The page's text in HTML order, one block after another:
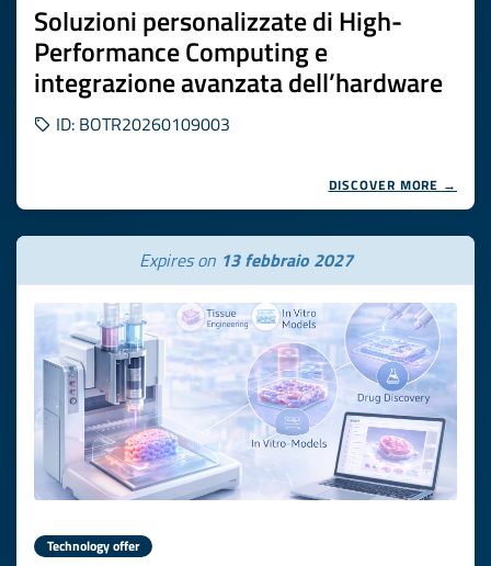
Soluzioni personalizzate di High-
Performance Computing e
integrazione avanzata dell’hardware
ID: BOTR20260109003
DISCOVER MORE →
Expires on 13 febbraio 2027
Technology offer